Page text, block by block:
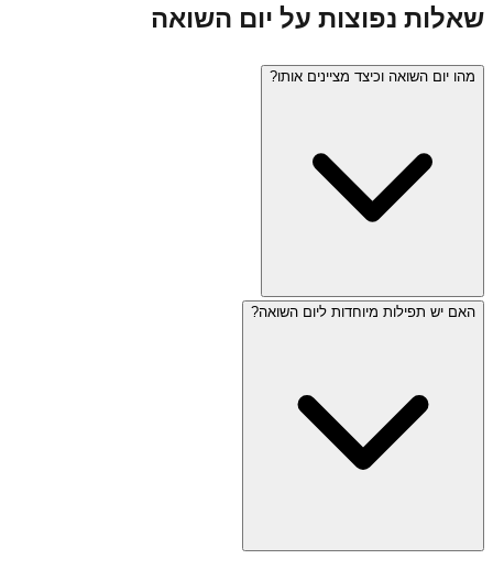
שאלות נפוצות על יום השואה
מהו יום השואה וכיצד מציינים אותו?
שישה אבוקות, ושורדי השואה מעידים. אתרי בידור ומסעדות
האם יש תפילות מיוחדות ליום השואה?